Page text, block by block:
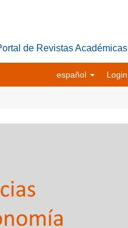
de Revistas Académicas
español Login